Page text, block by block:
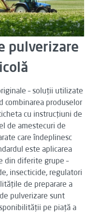
pulverizare
– soluții utilizate
combinarea produselor
cu instrucțiuni de
de amestecuri de
care îndeplinesc
este aplicarea
din diferite grupe –
insecticide, regulatori
de preparare a
pulverizare sunt
pe piață a